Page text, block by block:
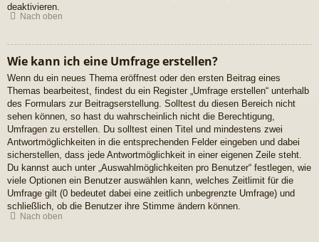
deaktivieren.
Nach oben
Wie kann ich eine Umfrage erstellen?
Wenn du ein neues Thema eröffnest oder den ersten Beitrag eines
Themas bearbeitest, findest du ein Register „Umfrage erstellen“ unterhalb
des Formulars zur Beitragserstellung. Solltest du diesen Bereich nicht
sehen können, so hast du wahrscheinlich nicht die Berechtigung,
Umfragen zu erstellen. Du solltest einen Titel und mindestens zwei
Antwortmöglichkeiten in die entsprechenden Felder eingeben und dabei
sicherstellen, dass jede Antwortmöglichkeit in einer eigenen Zeile steht.
Du kannst auch unter „Auswahlmöglichkeiten pro Benutzer“ festlegen, wie
viele Optionen ein Benutzer auswählen kann, welches Zeitlimit für die
Umfrage gilt (0 bedeutet dabei eine zeitlich unbegrenzte Umfrage) und
schließlich, ob die Benutzer ihre Stimme ändern können.
Nach oben